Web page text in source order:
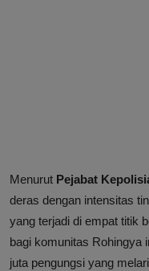
Menurut Pejabat
deras dengan intensitas
yang terjadi di empat titik
bagi komunitas Rohingya
juta pengungsi yang